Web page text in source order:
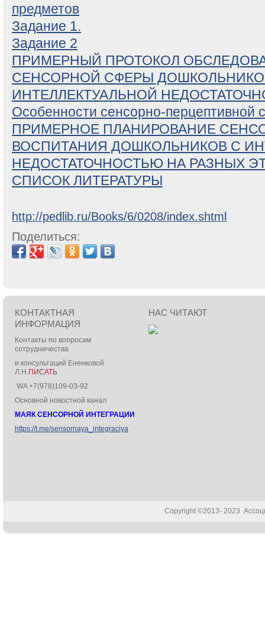
предметов
Задание 1.
Задание 2
ПРИМЕРНЫЙ ПРОТОКОЛ
СЕНСОРНОЙ СФЕРЫ
ИНТЕЛЛЕКТУАЛЬНОЙ
Особенности сенсорно-перцептивной
ПРИМЕРНОЕ ПЛАНИРОВАНИЕ
ВОСПИТАНИЯ ДОШКОЛЬНИКОВ С
НЕДОСТАТОЧНОСТЬЮ НА РАЗНЫХ
СПИСОК ЛИТЕРАТУРЫ
http://pedlib.ru/Books/6/0208/index.shtml
Поделиться:
КОНТАКТНАЯ
ИНФОРМАЦИЯ
Контакты по вопросам
сотрудничества
и консультаций Ененковой
Л.Н.ПИСАТЬ
WA +7(978)109-03-92
Основной новостной канал
МАЯК СЕНСОРНОЙ ИНТЕГРАЦИИ
https://t.me/sensornaya_integraciya
НАС ЧИТАЮТ
Copyright ©2013- 2023